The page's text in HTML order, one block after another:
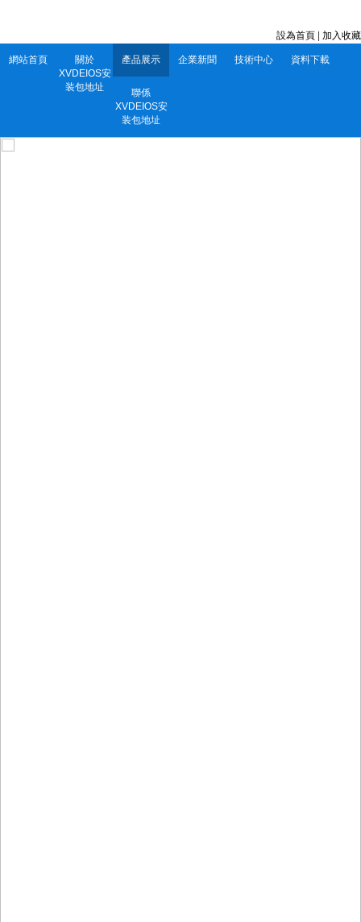
設為首頁 加入收藏
網站首頁
關於
XVDEIOS安
装包地址
產品展示 企業新聞 技術中心 資料下載
聯係
XVDEIOS安
装包地址